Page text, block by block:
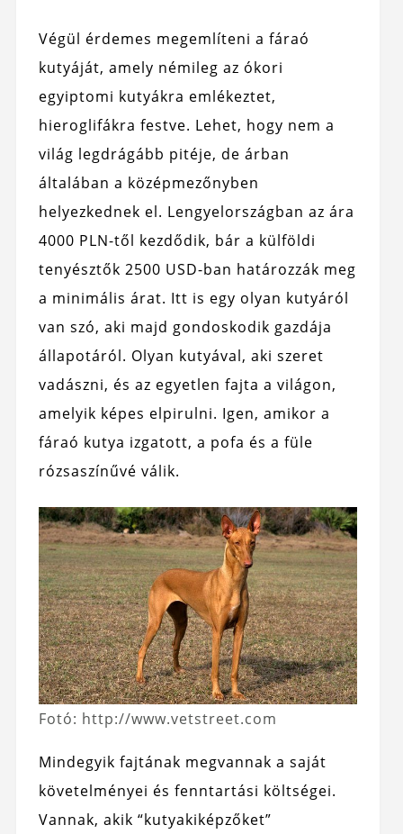
Végül érdemes megemlíteni a fáraó
kutyáját, amely némileg az ókori
egyiptomi kutyákra emlékeztet,
hieroglifákra festve. Lehet, hogy nem a
világ legdrágább pitéje, de árban
általában a középmezőnyben
helyezkednek el. Lengyelországban az ára
4000 PLN-től kezdődik, bár a külföldi
tenyésztők 2500 USD-ban határozzák meg
a minimális árat. Itt is egy olyan kutyáról
van szó, aki majd gondoskodik gazdája
állapotáról. Olyan kutyával, aki szeret
vadászni, és az egyetlen fajta a világon,
amelyik képes elpirulni. Igen, amikor a
fáraó kutya izgatott, a pofa és a füle
rózsaszínűvé válik.
Fotó: http://www.vetstreet.com
Mindegyik fajtának megvannak a saját
követelményei és fenntartási költségei.
Vannak, akik “kutyakiképzőket”